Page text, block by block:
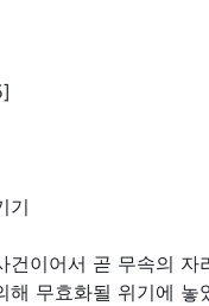
기
이어서 곧 무속의
무효화될 위기에